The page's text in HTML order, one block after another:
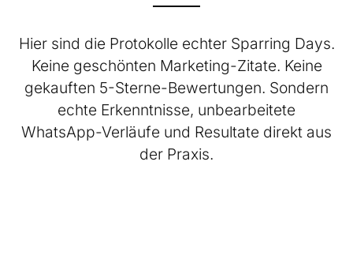
Hier sind die Protokolle echter Sparring Days.
Keine geschönten Marketing-Zitate. Keine
gekauften 5-Sterne-Bewertungen. Sondern
echte Erkenntnisse, unbearbeitete
WhatsApp-Verläufe und Resultate direkt aus
der Praxis.